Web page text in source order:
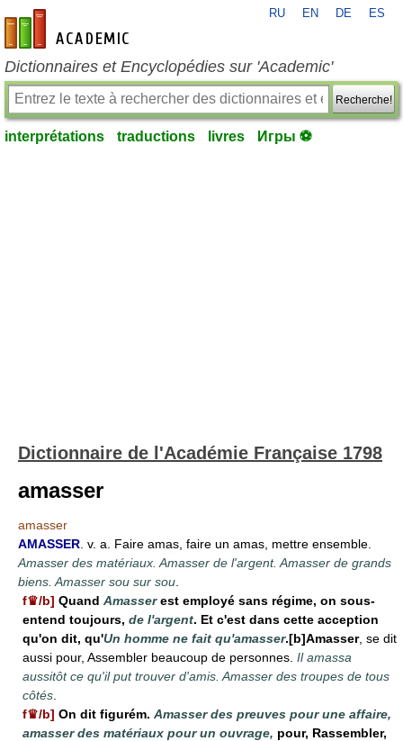
fr-academic.com
RU EN DE ES
Dictionnaires et Encyclopédies sur 'Academic'
Recherche!
interprétations traductions livres Игры ⚽
Dictionnaire de l'Académie Française 1798
amasser
amasser
AMASSER . v. a. Faire amas, faire un amas, mettre ensemble.
Amasser des matériaux. Amasser de l'argent. Amasser de grands
biens. Amasser sou sur sou
f♛/b] Quand Amasserest employé sans régime, on sous-
entend toujours, de l'argent. Et c'est dans cette acception
qu'on dit, qu'Un homme ne fait qu'amasser.[b]Amasser, se dit
aussi pour, Assembler beaucoup de personnes. Il amassa
aussitôt ce qu'il put trouver d'amis. Amasser des troupes de tous
côtés
f♛/b] On dit figurém. Amasser des preuves pour une affaire,
amasser des matériaux pour un ouvrage, pour, Rassembler,